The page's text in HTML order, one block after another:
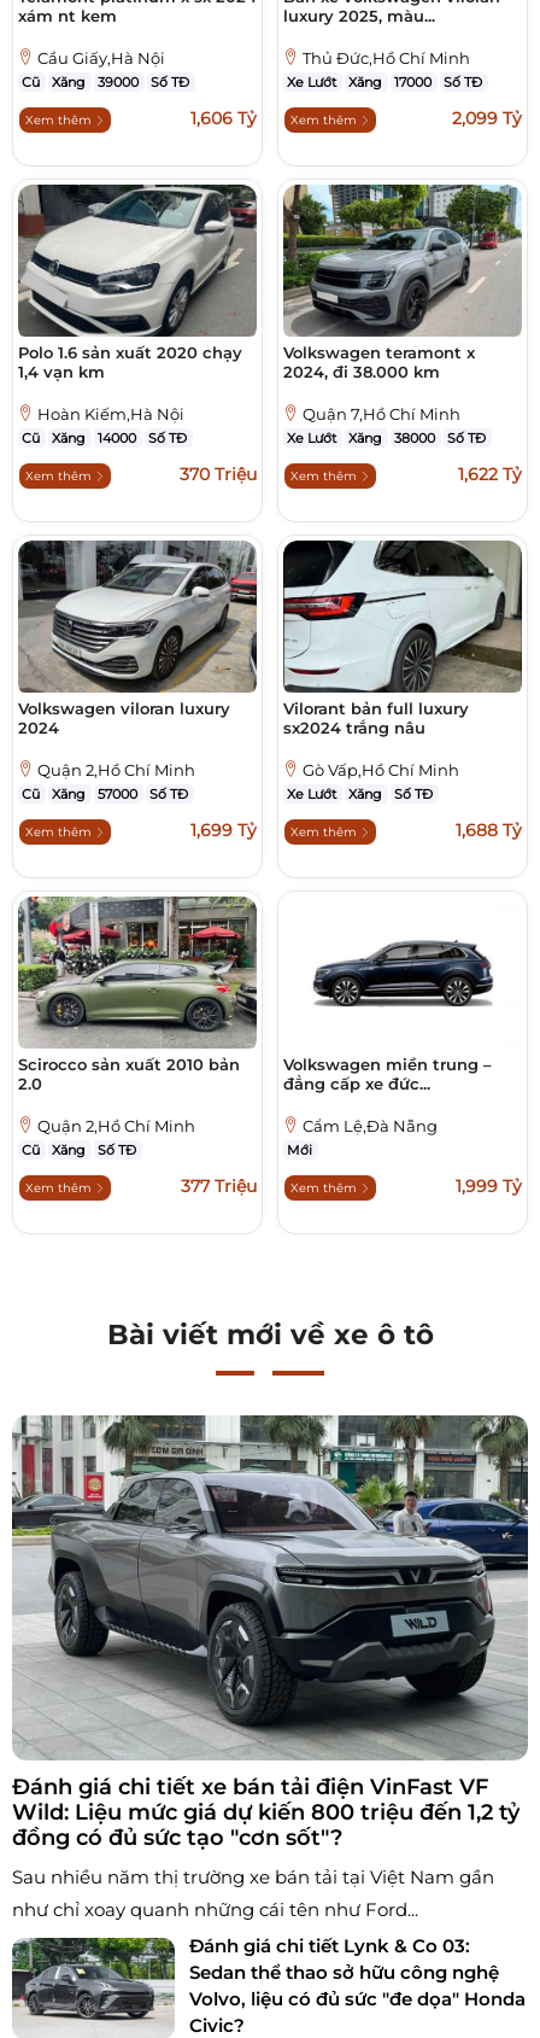
xám nt kem
Cầu Giấy,Hà Nội
Cũ Xăng 39000 Số TĐ
Xem thêm 1,606 Tỷ
luxury 2025, màu...
Thủ Đức,Hồ Chí Minh
Xe Lướt Xăng 17000 Số TĐ
Xem thêm 2,099 Tỷ
Polo 1.6 sản xuất 2020 chạy
1,4 vạn km
Hoàn Kiếm,Hà Nội
Cũ Xăng 14000 Số TĐ
Xem thêm 370 Triệu
Volkswagen teramont x
2024, đi 38.000 km
Quận 7,Hồ Chí Minh
Xe Lướt Xăng 38000 Số TĐ
Xem thêm 1,622 Tỷ
Volkswagen viloran luxury
2024
Quận 2,Hồ Chí Minh
Cũ Xăng 57000 Số TĐ
Xem thêm 1,699 Tỷ
Vilorant bản full luxury
sx2024 trắng nâu
Gò Vấp,Hồ Chí Minh
Xe Lướt Xăng Số TĐ
Xem thêm 1,688 Tỷ
Scirocco sản xuất 2010 bản
2.0
Quận 2,Hồ Chí Minh
Cũ Xăng Số TĐ
Xem thêm 377 Triệu
Volkswagen miền trung –
đẳng cấp xe đức...
Cẩm Lệ,Đà Nẵng
Mới
Xem thêm 1,999 Tỷ
Bài viết mới về xe ô tô
Đánh giá chi tiết xe bán tải điện VinFast VF
Wild: Liệu mức giá dự kiến 800 triệu đến 1,2 tỷ
đồng có đủ sức tạo "cơn sốt"?
Sau nhiều năm thị trường xe bán tải tại Việt Nam gần
như chỉ xoay quanh những cái tên như Ford...
Đánh giá chi tiết Lynk & Co 03:
Sedan thể thao sở hữu công nghệ
Volvo, liệu có đủ sức "đe dọa" Honda
Civic?